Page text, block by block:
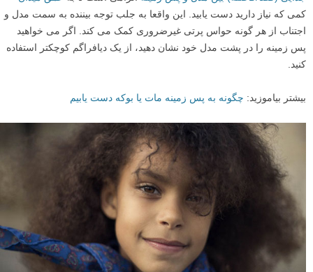
کمی که نیاز دارید دست یابید. این واقعا به جلب توجه بیننده به سمت مدل و
اجتناب از هر گونه حواس پرتی غیرضروری کمک می کند. اگر می خواهید
پس زمینه را در پشت مدل خود نشان دهید، از یک دیافراگم کوچکتر استفاده
کنید.
بیشتر بیاموزید: چگونه به پس زمینه مات یا بوکه دست یابیم